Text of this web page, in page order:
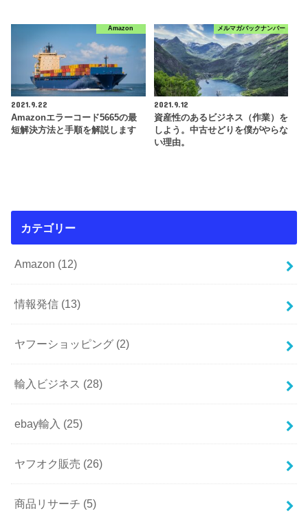
Amazon
2021.9.22
Amazonエラーコード5665の最
短解決方法と手順を解説します
メルマガバックナンバー
2021.9.12
資産性のあるビジネス（作業）を
しよう。中古せどりを僕がやらな
い理由。
カテゴリー
Amazon (12)
情報発信 (13)
ヤフーショッピング (2)
輸入ビジネス (28)
ebay輸入 (25)
ヤフオク販売 (26)
商品リサーチ (5)